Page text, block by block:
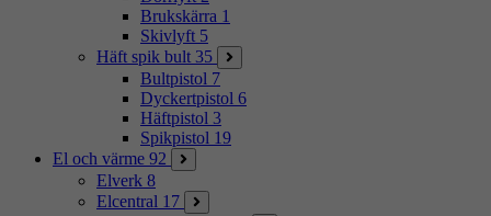
Brukskärra 1
Skivlyft 5
Häft spik bult 35
Bultpistol 7
Dyckertpistol 6
Häftpistol 3
Spikpistol 19
El och värme 92
Elverk 8
Elcentral 17